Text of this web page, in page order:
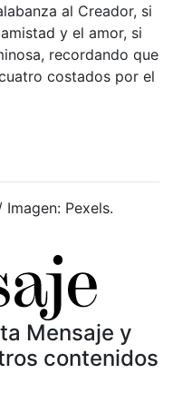
al Creador, si
y el amor, si
recordando que
costados por el
Imagen: Pexels.
Mensaje y
contenidos